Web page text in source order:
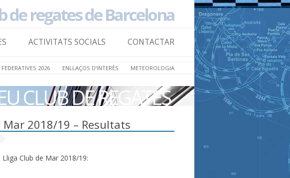
de regates de Barcelona
Skip to
content
ACTIVITATS SOCIALS CONTACTAR
FEDERATIVES 2026 ENLLAÇOS D’INTERÈS METEOROLOGIA
CLUB DE REGATES
Mar 2018/19 – Resultats
Club de Mar 2018/19: